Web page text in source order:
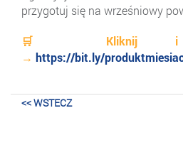
przygotuj się na wrześniowy
🛒 Kliknij
→ https://bit.ly/
<< WSTECZ